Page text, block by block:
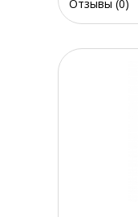
Отзывы (0)